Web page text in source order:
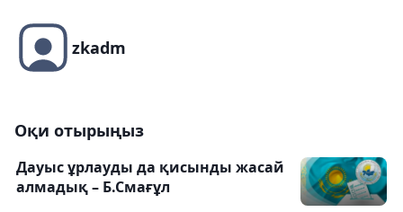
zkadm
Оқи отырыңыз
Дауыс ұрлауды да қисынды жасай
алмадық – Б.Смағұл